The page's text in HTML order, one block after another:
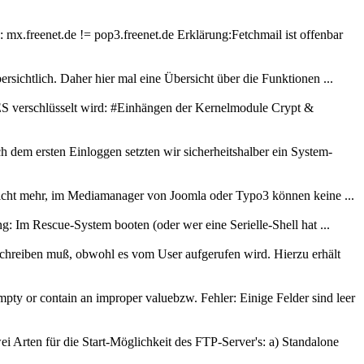
!= pop3.freenet.de Erklärung:Fetchmail ist offenbar
Daher hier mal eine Übersicht über die Funktionen ...
verschlüsselt wird: #Einhängen der Kernelmodule Crypt &
ersten Einloggen setzten wir sicherheitshalber ein System-
mehr, im Mediamanager von Joomla oder Typo3 können keine ...
Im Rescue-System booten (oder wer eine Serielle-Shell hat ...
muß, obwohl es vom User aufgerufen wird. Hierzu erhält
or contain an improper valuebzw. Fehler: Einige Felder sind leer
Arten für die Start-Möglichkeit des FTP-Server's: a) Standalone